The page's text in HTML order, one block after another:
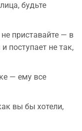
будьте
не приставайте — в
поступает не так,
— ему все
вы бы хотели,